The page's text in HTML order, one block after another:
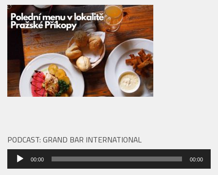
PODCAST: GRAND BAR INTERNATIONAL
Audio
přehrávač
00:00 00:00